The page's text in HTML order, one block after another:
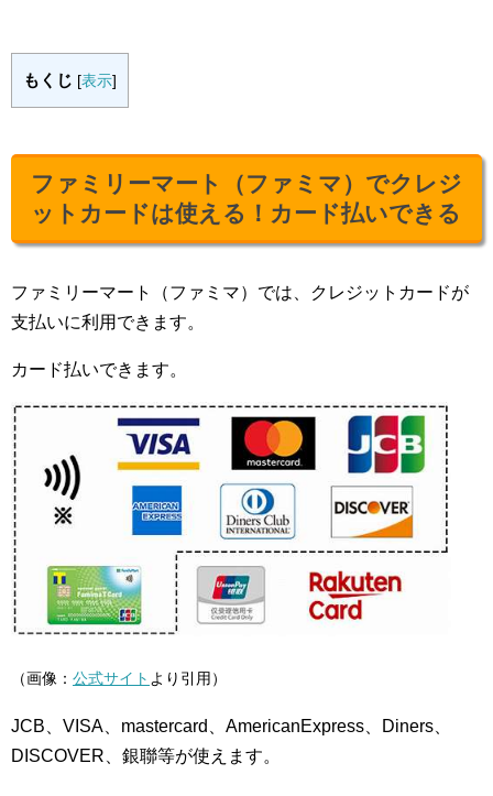
もくじ [表示]
ファミリーマート（ファミマ）でクレジ
ットカードは使える！カード払いできる
ファミリーマート（ファミマ）では、クレジットカードが
支払いに利用できます。
カード払いできます。
（画像： 公式サイト より引用）
JCB、VISA、mastercard、AmericanExpress、Diners、
DISCOVER、銀聯等が使えます。